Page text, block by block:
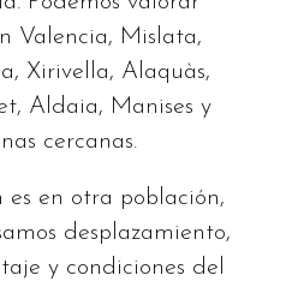
Valencia, Mislata,
Xirivella, Alaquàs,
Aldaia, Manises y
cercanas.
es en otra población,
desplazamiento,
y condiciones del